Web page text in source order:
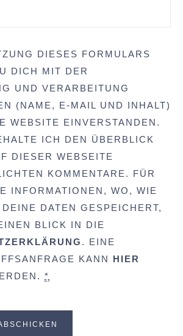
DIESES FORMULARS
DICH MIT DER
UND VERARBEITUNG
(NAME, E-MAIL UND INHALT)
WEBSITE EINVERSTANDEN.
ICH DEN ÜBERBLICK
DIESER WEBSEITE
KOMMENTARE. FÜR
INFORMATIONEN, WO, WIE
DATEN GESPEICHERT,
BLICK IN DIE
. EINE
KANN HIER
*